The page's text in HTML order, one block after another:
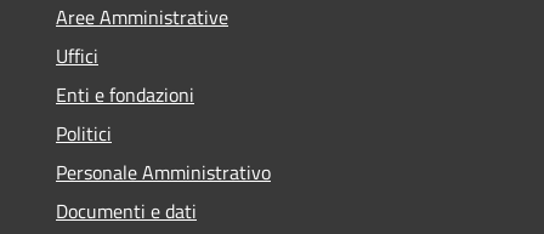
Aree Amministrative
Uffici
Enti e fondazioni
Politici
Personale Amministrativo
Documenti e dati